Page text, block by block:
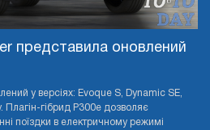
представила оновлений
у версіях: Evoque S, Dynamic SE,
Плагін-гібрид P300e дозволяє
поїздки в електричному режимі